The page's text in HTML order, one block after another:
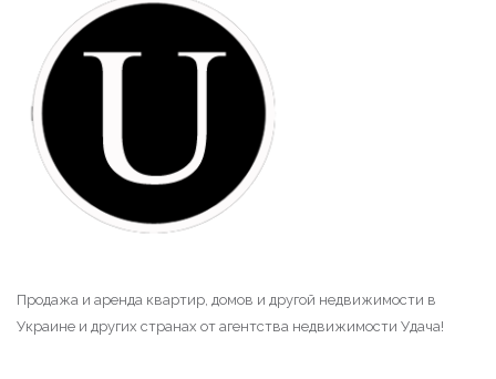
Продажа и аренда квартир, домов и другой недвижимости в
Украине и других странах от агентства недвижимости Удача!